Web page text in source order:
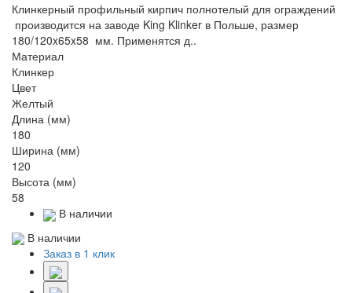
Клинкерный профильный кирпич полнотелый для ограждений
производится на заводе King Klinker в Польше, размер
180/120x65x58 мм. Применятся д..
Материал
Клинкер
Цвет
Желтый
Длина (мм)
180
Ширина (мм)
120
Высота (мм)
58
В наличии
В наличии
Заказ в 1 клик